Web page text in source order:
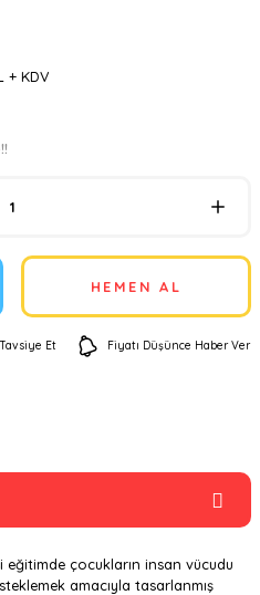
+ KDV
HEMEN AL
Tavsiye Et Fiyatı Düşünce Haber Ver
çocukların insan vücudu
amacıyla tasarlanmış